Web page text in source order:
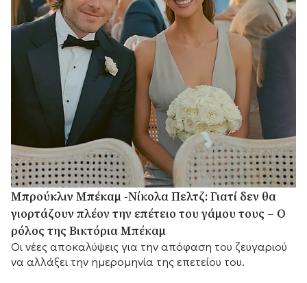
Μπρούκλιν Μπέκαμ -Νίκολα Πελτζ: Γιατί δεν θα
γιορτάζουν πλέον την επέτειο του γάμου τους – Ο
ρόλος της Βικτόρια Μπέκαμ
Οι νέες αποκαλύψεις για την απόφαση του ζευγαριού
να αλλάξει την ημερομηνία της επετείου του.